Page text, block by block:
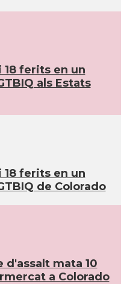
a SEATTLE
a TAMPA
a TENNESSEE
a VIRGINIA
ferits en un
als Estats
ferits en un
de Colorado
d'assalt mata 10
a Colorado